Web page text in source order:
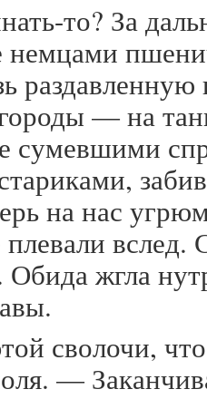
то? За
— на
сумевшими
на нас
плевали
Обида жгла
сволочи,
—